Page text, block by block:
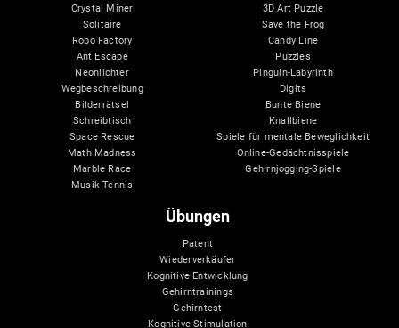
Crystal Miner
Solitaire
Robo Factory
Ant Escape
Neonlichter
Wegbeschreibung
Bilderrätsel
Schreibtisch
Space Rescue
Math Madness
Marble Race
Musik-Tennis
3D Art Puzzle
Save the Frog
Candy Line
Puzzles
Pinguin-Labyrinth
Digits
Bunte Biene
Knallbiene
Spiele für mentale Beweglichkeit
Online-Gedächtnisspiele
Gehirnjogging-Spiele
Übungen
Patent
Wiederverkäufer
Kognitive Entwicklung
Gehirntrainings
Gehirntest
Kognitive Stimulation